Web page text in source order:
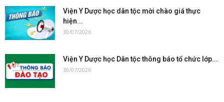
Viện Y Dược học dân tộc mời chào giá thực
hiện...
30/07/2026
Viện Y Dược học Dân tộc thông báo tổ chức lớp...
30/07/2026